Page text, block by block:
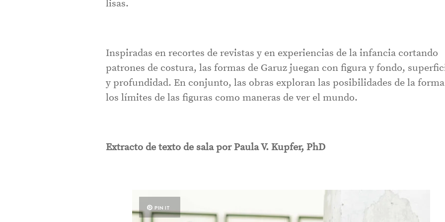
lisas.
Inspiradas en recortes de revistas y en experiencias de la infancia cortando
patrones de costura, las formas de Garuz juegan con figura y fondo,
y profundidad. En conjunto, las obras exploran las posibilidades de la
los límites de las figuras como maneras de ver el mundo.
Extracto de texto de sala por Paula V. Kupfer, PhD
PIN IT